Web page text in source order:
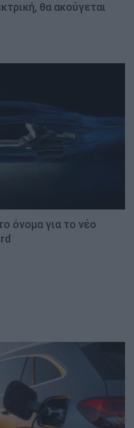
θα ακούγεται
όνομα για το νέο